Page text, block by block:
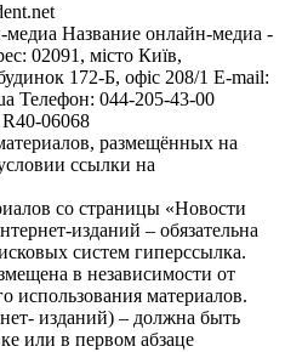
медиа Название онлайн-медиа -
02091, місто Київ,
172-Б, офіс 208/1 E-mail:
Телефон: 044-205-43-00
06068
размещённых на
ссылки на
со страницы «Новости
изданий – обязательна
систем гиперссылка.
в независимости от
использования материалов.
изданий) – должна быть
или в первом абзаце